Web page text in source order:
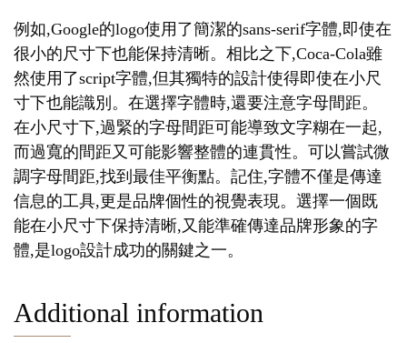
例如,Google的logo使用了簡潔的sans-serif字體,即使在
很小的尺寸下也能保持清晰。相比之下,Coca-Cola雖
然使用了script字體,但其獨特的設計使得即使在小尺
寸下也能識別。在選擇字體時,還要注意字母間距。
在小尺寸下,過緊的字母間距可能導致文字糊在一起,
而過寬的間距又可能影響整體的連貫性。可以嘗試微
調字母間距,找到最佳平衡點。記住,字體不僅是傳達
信息的工具,更是品牌個性的視覺表現。選擇一個既
能在小尺寸下保持清晰,又能準確傳達品牌形象的字
體,是logo設計成功的關鍵之一。
Additional information